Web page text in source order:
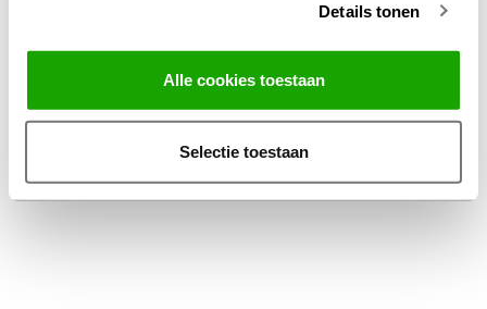
Details tonen
Alle cookies toestaan
Selectie toestaan
Algemene Voorwaarden Thuiswinkel
Privacy Statement Profile Nederland B.V.
Disclaimer